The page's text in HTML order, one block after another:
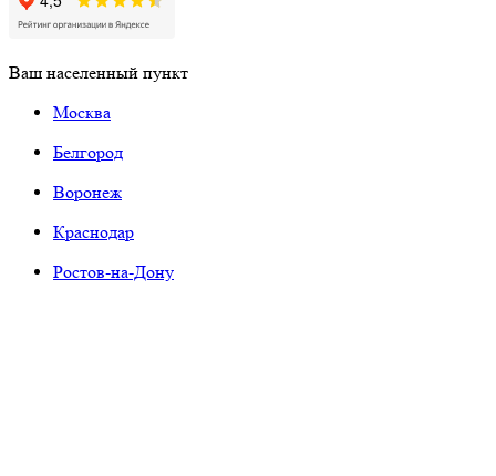
Ваш населенный пункт
Москва
Белгород
Воронеж
Краснодар
Ростов-на-Дону